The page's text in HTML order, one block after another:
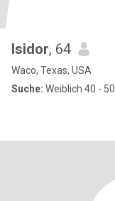
Isidor, 64
Waco, Texas, USA
Suche: Weiblich 40 - 50